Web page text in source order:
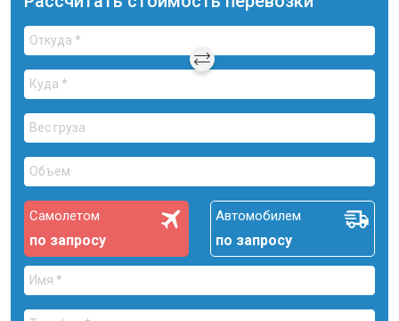
Самолетом
по запросу
Автомобилем
по запросу